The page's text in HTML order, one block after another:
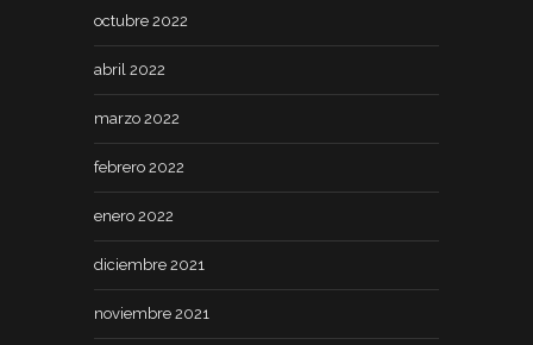
octubre 2022
abril 2022
marzo 2022
febrero 2022
enero 2022
diciembre 2021
noviembre 2021